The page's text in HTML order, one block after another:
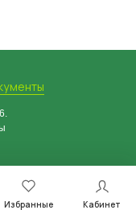
Избранные Кабинет